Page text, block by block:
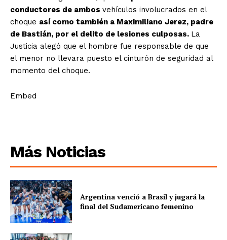
conductores de ambos vehículos involucrados en el
choque así como también a Maximiliano Jerez, padre
de Bastián, por el delito de lesiones culposas. La
Justicia alegó que el hombre fue responsable de que
el menor no llevara puesto el cinturón de seguridad al
momento del choque.
Embed
Más Noticias
Argentina venció a Brasil y jugará la
final del Sudamericano femenino